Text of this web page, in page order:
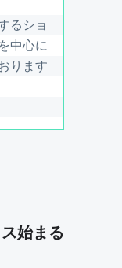
るショ
中心に
ります
始まる